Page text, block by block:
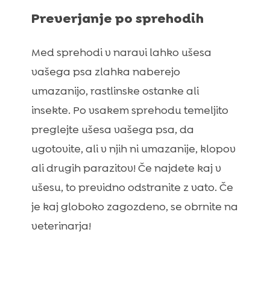
Preverjanje po sprehodih
Med sprehodi v naravi lahko ušesa
vašega psa zlahka naberejo
umazanijo, rastlinske ostanke ali
insekte. Po vsakem sprehodu temeljito
preglejte ušesa vašega psa, da
ugotovite, ali v njih ni umazanije, klopov
ali drugih parazitov! Če najdete kaj v
ušesu, to previdno odstranite z vato. Če
je kaj globoko zagozdeno, se obrnite na
veterinarja!